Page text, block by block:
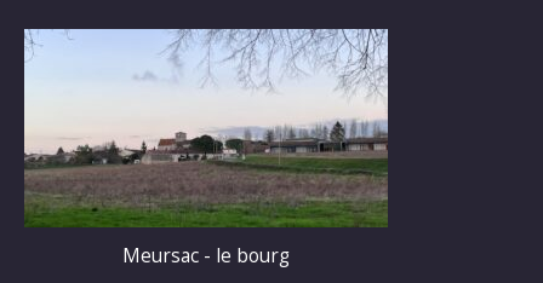
Meursac - le bourg